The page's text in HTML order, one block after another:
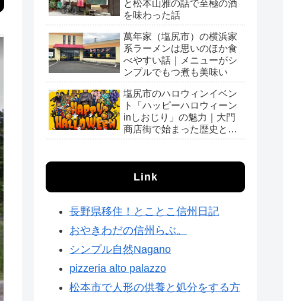
と松本山雅の話で至極の酒
を味わった話
萬年家（塩尻市）の横浜家
系ラーメンは思いのほか食
べやすい話｜メニューがシ
ンプルでもつ煮も美味い
塩尻市のハロウィンイベン
ト「ハッピーハロウィーン
inしおじり」の魅力｜大門
商店街で始まった歴史と会
Link
長野県移住！とことこ信州日記
おやきわだの信州らぶ。
シンプル自然Nagano
pizzeria alto palazzo
松本市で人形の供養と処分をする方